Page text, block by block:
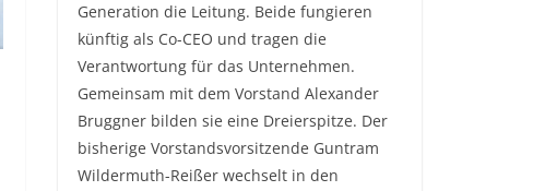
Generation die Leitung. Beide fungieren
künftig als Co-CEO und tragen die
Verantwortung für das Unternehmen.
Gemeinsam mit dem Vorstand Alexander
Bruggner bilden sie eine Dreierspitze. Der
bisherige Vorstandsvorsitzende Guntram
Wildermuth-Reißer wechselt in den